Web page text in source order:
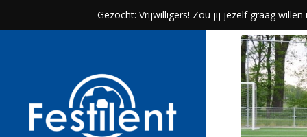
Gezocht: Vrijwilligers! Zou jij jezelf graag